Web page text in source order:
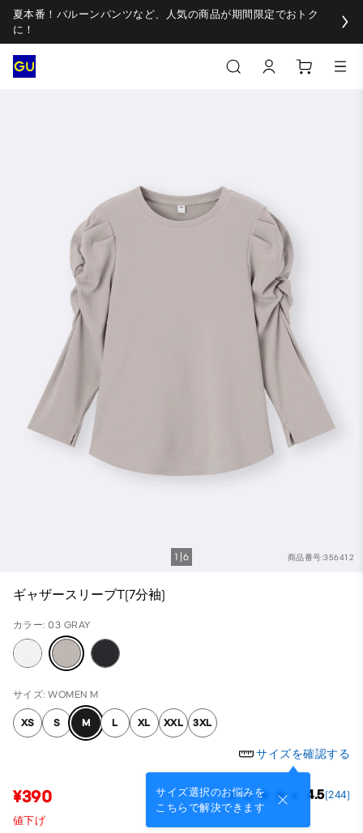
夏本番！バルーンパンツなど、人気の商品が期間限定でおトク
に！
商品番号:356412
1 6
ギャザースリーブT(7分袖)
カラー: 03 GRAY
サイズ: WOMEN M
XS S M L XL XXL 3XL
サイズを確認する
サイズ選択のお悩みを
こちらで解決できます
¥390 4.5(244)
値下げ